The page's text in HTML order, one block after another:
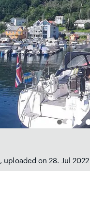
, uploaded on 28. Jul 2022